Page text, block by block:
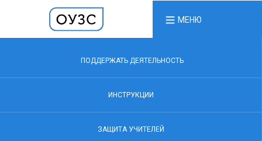
МЕНЮ
ПОДДЕРЖАТЬ ДЕЯТЕЛЬНОСТЬ
ИНСТРУКЦИИ
ЗАЩИТА УЧИТЕЛЕЙ